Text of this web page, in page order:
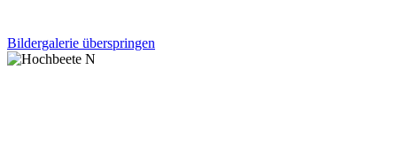
Bildergalerie überspringen